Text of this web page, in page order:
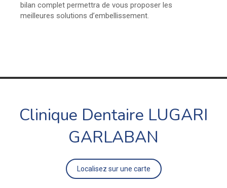
bilan complet permettra de vous proposer les
meilleures solutions d’embellissement.
Clinique Dentaire LUGARI
GARLABAN
Localisez sur une carte